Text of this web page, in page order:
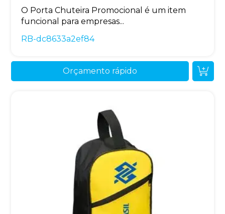
O Porta Chuteira Promocional é um item
funcional para empresas...
RB-dc8633a2ef84
Orçamento rápido